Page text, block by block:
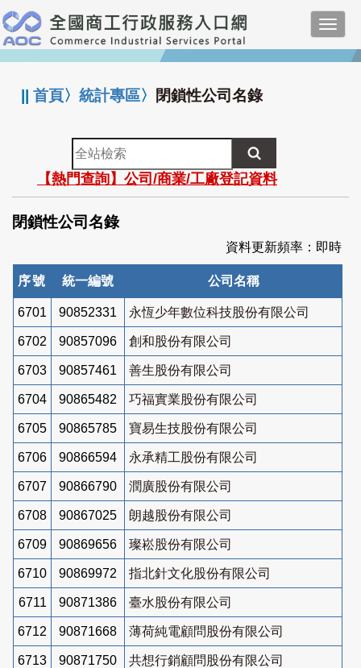
跳
到
主
要
:::
||首頁〉統計專區〉 閉鎖性公司名錄
全
站
檢
索
【熱門查詢】公司/商業/工廠登記資料
閉鎖性公司名錄
資料更新頻率：即時
序號 統一編號 公司名稱
6701 90852331 永恆少年數位科技股份有限公司
6702 90857096 創和股份有限公司
6703 90857461 善生股份有限公司
6704 90865482 巧福實業股份有限公司
6705 90865785 寶易生技股份有限公司
6706 90866594 永承精工股份有限公司
6707 90866790 潤廣股份有限公司
6708 90867025 朗越股份有限公司
6709 90869656 璨崧股份有限公司
6710 90869972 指北針文化股份有限公司
6711 90871386 臺水股份有限公司
6712 90871668 薄荷純電顧問股份有限公司
6713 90871750 共想行銷顧問股份有限公司